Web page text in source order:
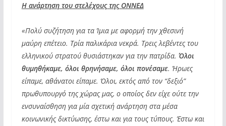
Η ανάρτηση του στελέχους της ΟΝΝΕΔ
«Πολύ συζήτηση για τα Ίμια με αφορμή την χθεσινή
μαύρη επέτειο. Τρία παλικάρια νεκρά. Τρεις λεβέντες του
ελληνικού στρατού θυσιάστηκαν για την πατρίδα. Όλοι
θυμηθήκαμε, όλοι θρηνήσαμε, όλοι πονέσαμε. Ήρωες
είπαμε, αθάνατοι είπαμε. Όλοι, εκτός από τον “δεξιό”
πρωθυπουργό της χώρας μας, ο οποίος δεν είχε ούτε την
ενσυναίσθηση για μία σχετική ανάρτηση στα μέσα
κοινωνικής δικτύωσης, έστω και για τους τύπους. Έστω και